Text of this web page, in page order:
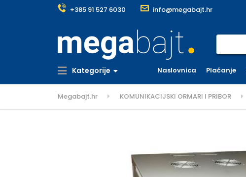
+385 91 527 6030 info@megabajt.hr
Kategorije Naslovnica Plaćanje
Megabajt.hr KOMUNIKACIJSKI ORMARI I PRIBOR